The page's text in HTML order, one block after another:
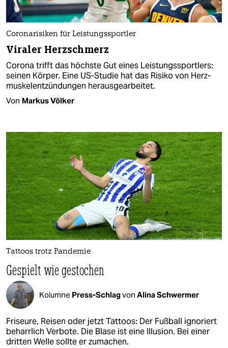
Coronarisiken für Leistungssportler
Viraler Herzschmerz
Corona trifft das höchste Gut eines Leistungssportlers:
seinen Körper. Eine US-Studie hat das Risiko von Herz­
muskelentzündungen herausgearbeitet.
Von Markus Völker
Tattoos trotz Pandemie
Gespielt wie gestochen
Kolumne Press-Schlagvon Alina Schwermer
Friseure, Reisen oder jetzt Tattoos: Der Fußball ignoriert
beharrlich Verbote. Die Blase ist eine Illusion. Bei einer
dritten Welle sollte er zumachen.